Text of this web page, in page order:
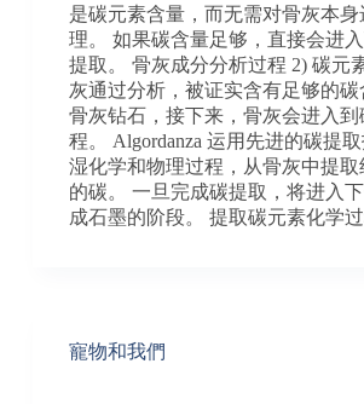
是碳元素含量，而无需对骨灰本身
理。 如果碳含量足够，直接会进
提取。 骨灰成分分析过程 2) 碳元
灰通过分析，被证实含有足够的碳
骨灰钻石，接下来，骨灰会进入到
程。 Algordanza 运用先进的碳提
湿化学和物理过程，从骨灰中提取
的碳。 一旦完成碳提取，将进入
成石墨的阶段。 提取碳元素化学
寵物和我們